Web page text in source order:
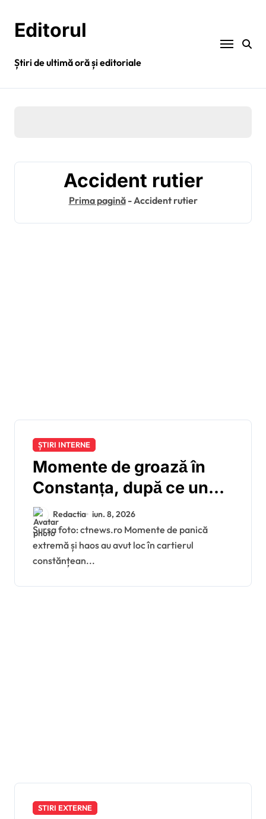
conținutEditorul
Știri de ultimă oră și editoriale
Accident rutier
Prima pagină- Accident rutier
ȘTIRI INTERNE
Momente de groază în
Constanța, după ce un
TIR condus de un șofer
din Oradea a provocat un
accident în lanț pe strada
Dispensarului și
bulevardul Aurel Vlaicu
Redactia iun. 8, 2026
Sursa foto: ctnews.ro Momente de panică
extremă și haos au avut loc în cartierul
constănțean...
STIRI EXTERNE